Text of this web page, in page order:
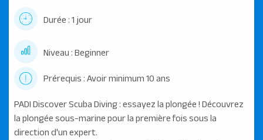
Durée : 1 jour
Niveau : Beginner
Prérequis : Avoir minimum 10 ans
PADI Discover Scuba Diving : essayez la plongée ! Découvrez
la plongée sous-marine pour la première fois sous la
direction d'un expert.